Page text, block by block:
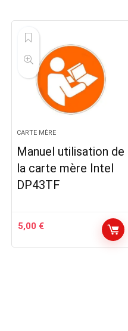
CARTE MÈRE
Manuel utilisation de
la carte mère Intel
DP43TF
5,00 €